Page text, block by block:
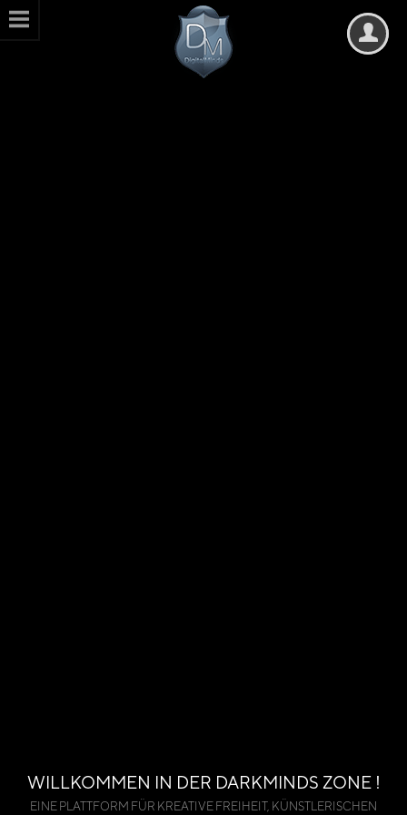
WILLKOMMEN IN DER DARKMINDS ZONE !
EINE PLATTFORM FÜR KREATIVE FREIHEIT, KÜNSTLERISCHEN